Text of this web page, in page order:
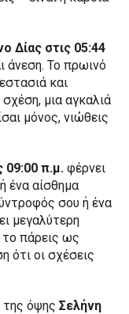
Δίας στις 05:44
άνεση. Το πρωινό
και
μια αγκαλιά
μόνος, νιώθεις
09:00 π.μ. φέρνει
ένα αίσθημα
σου ή ένα
μεγαλύτερη
πάρεις ως
ότι οι σχέσεις
της όψης Σελήνη